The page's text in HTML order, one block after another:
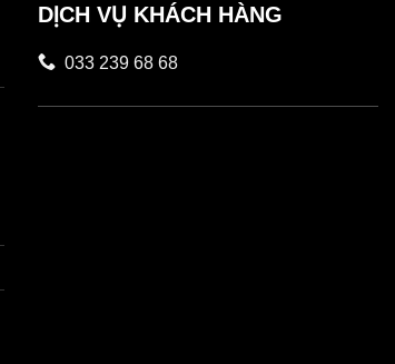
DỊCH VỤ KHÁCH HÀNG
033 239 68 68